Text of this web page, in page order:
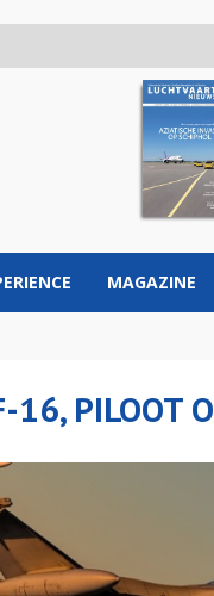
MAGAZINE
16, PILOOT